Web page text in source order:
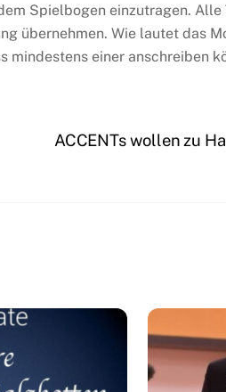
Spielbogen einzutragen.
übernehmen. Wie lautet das
einer anschreiben
ACCENTs wollen zu